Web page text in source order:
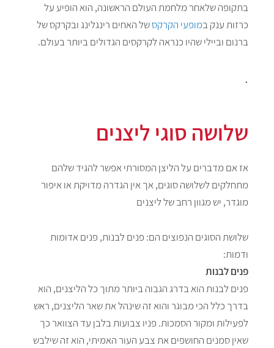
בתקופה שלאחר מלחמת העולם הראשונה, הוא הופיע על
כרזות ענק במופעי הקרקסשל האחים רינגלינג ובקרקס של
ברנום וביילי שהיו כנראה לקרקסים הגדולים ביותר בעולם.
.
שלושה סוגי ליצנים
אז אם מדברים על הליצן המסורתי אפשר להגיד שלהם
מתחלקים לשלושה סוגים, אך אין הגדרה מדויקת או איפור
מוגדר, יש מגוון רחב של ליצנים
שלושת הסוגים הנפוצים הם: פנים לבנות, פנים אדומות
ודמות:
פנים לבנות
פנים לבנות הוא בדרג הגבוה ביותר מתוך כל הליצנים, הוא
בדרך כלל הכי מבוגר והוא זה שינהל את שאר הליצנים, ראש
לפעילות ומקור הסמכות. פניו צבועות בלבן עד הצוואר כך
שאין סמנים החושפים את צבע העור האמיתי, הוא זה שילבש